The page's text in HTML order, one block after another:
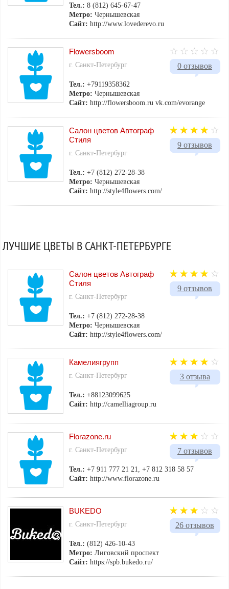
Тел.:8 (812) 645-67-47
Метро:Чернышевская
Сайт: http://www.lovederevo.ru
0 отзывов
Flowersboom
г. Санкт-Петербург
Тел.:+79119358362
Метро:Чернышевская
Сайт: http://flowersboom.ru vk.com/evorange
9 отзывов
Салон цветов Автограф
Стиля
г. Санкт-Петербург
Тел.:+7 (812) 272-28-38
Метро:Чернышевская
Сайт: http://style4flowers.com/
ЛУЧШИЕ ЦВЕТЫ В САНКТ-ПЕТЕРБУРГЕ
9 отзывов
Салон цветов Автограф
Стиля
г. Санкт-Петербург
Тел.:+7 (812) 272-28-38
Метро:Чернышевская
Сайт: http://style4flowers.com/
3 отзыва
Камелиягрупп
г. Санкт-Петербург
Тел.:+88123099625
Сайт: http://camelliagroup.ru
7 отзывов
Florazone.ru
г. Санкт-Петербург
Тел.:+7 911 777 21 21, +7 812 318 58 57
Сайт: http://www.florazone.ru
26 отзывов
BUKEDO
г. Санкт-Петербург
Тел.:(812) 426-10-43
Метро:Лиговский проспект
Сайт: https://spb.bukedo.ru/